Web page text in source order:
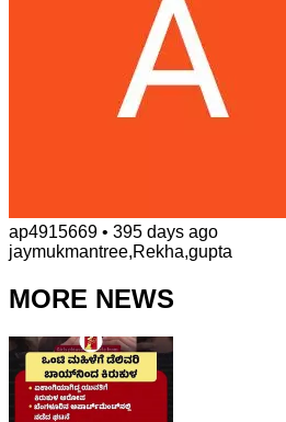
ap4915669 • 395 days ago
jaymukmantree,Rekha,gupta
MORE NEWS